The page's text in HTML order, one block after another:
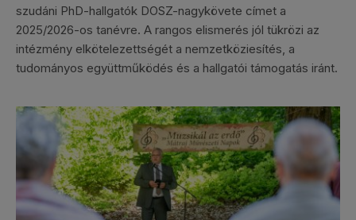
szudáni PhD-hallgatók DOSZ-nagykövete címet a
2025/2026-os tanévre. A rangos elismerés jól tükrözi az
intézmény elkötelezettségét a nemzetköziesítés, a
tudományos együttműködés és a hallgatói támogatás iránt.